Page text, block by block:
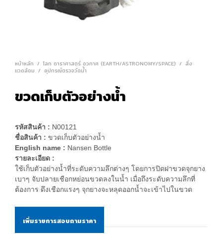
หน้าหลัก / โลก ดาราศาสตร์ อวกาศ (EARTH/ASTRONOMY/SPACE) / สิ่ง
แวดล้อม / อุปกรณ์ตรวจวัดน้ำ
ขวดเก็บตัวอย่างนํ้า
รหัสสินค้า : N00121
ชื่อสินค้า : ขวดเก็บตัวอย่างนํ้า
English name : Nansen Bottle
รายละเอียด :
ใช้เก็บตัวอย่างนํ้าที่ระดับความลึกต่างๆ โดยการปิดฝาขวดจุกยาง
เบาๆ จับปลายเชือกหย่อนขวดลงในนํ้า เมื่อถึงระดับความลึกที่
ต้องการ ดึงเชือกแรงๆ จุกยางจะหลุดออกนํ้าจะเข้าไปในขวด
เพิ่มรายการสอบถามราคา